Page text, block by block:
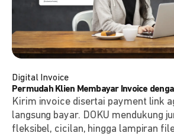
Digital Invoice
Permudah Klien Membayar Invoice
Kirim invoice disertai payment link
langsung bayar. DOKU mendukung
fleksibel, cicilan, hingga lampiran